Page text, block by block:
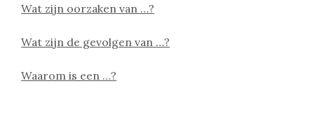
Wat zijn oorzaken van …?
Wat zijn de gevolgen van …?
Waarom is een …?